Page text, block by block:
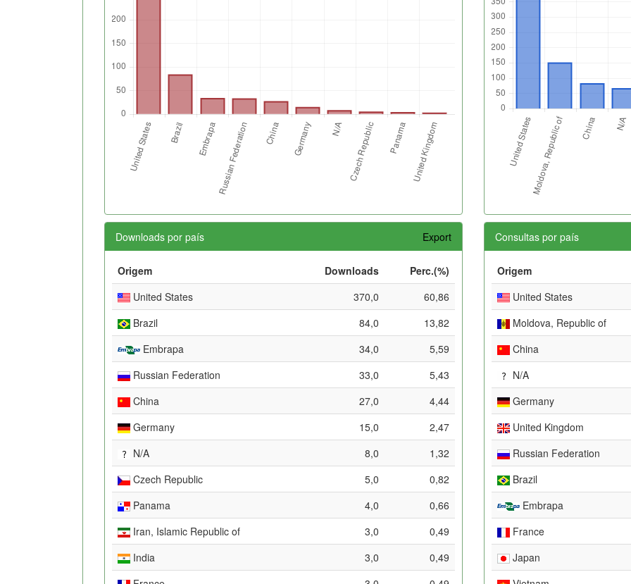
Downloads por país Export
Origem Downloads
Perc.(%)
United States
370,0
60,86
Brazil
84,0
13,82
Embrapa
34,0
5,59
Russian Federation
33,0
5,43
China
27,0
4,44
Germany
15,0
2,47
N/A
8,0
1,32
Czech Republic
5,0
0,82
Panama
4,0
0,66
Iran, Islamic Republic of
3,0
0,49
India
3,0
0,49
Consultas por país
Origem
United States
Moldova, Republic of
China
N/A
Germany
United Kingdom
Russian Federation
Brazil
Embrapa
France
Japan